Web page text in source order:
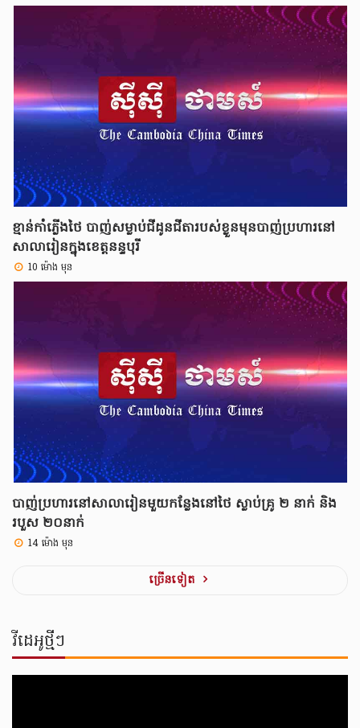
ខ្មាន់កាំភ្លើងថៃ បាញ់សម្លាប់ជីដូនជីតារបស់ខ្លួនមុនបាញ់ប្រហារនៅ
សាលារៀនក្នុងខេត្តនន្ទបុរី
10 ម៉ោង មុន
បាញ់ប្រហារនៅសាលារៀនមួយកន្លែងនៅថៃ ស្លាប់គ្រូ ២ នាក់ និង
របួស ២០នាក់
14 ម៉ោង មុន
ច្រេីនទៀត
វីដេអូថ្មីៗ